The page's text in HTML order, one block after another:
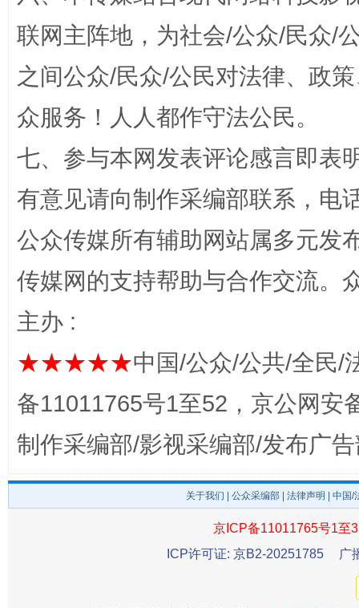
完善运行机制助力责任有效落实 一纸欠
东山县通报“牛蛙产品抗生素超标问题” 法
千年窑火 生生不息 一
联网主阵地，为社会/公众/民众/
之间公众/民众/公民对法律、政
众服务！人人都作守法公民。
七、参与本网发表评论感言即表
有意见请向制作采编部联系，电
公众传媒所有辅助网站属多元发
传媒网的支持帮助与合作交流。
主办 :
★★★★★中国/公众/公共/全民/
备11011765号1至52，京公网安
制作采编部/影视采编部/发布广
关于我们 公众采编部 法律声明 | 中国
京ICP备11011765号1至
ICP许可证: 京B2-20251785
广